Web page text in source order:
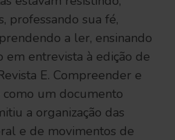
professando sua fé,
a ler, ensinando
em entrevista à edição de
E. Compreender e
um documento
a organização das
e de movimentos de